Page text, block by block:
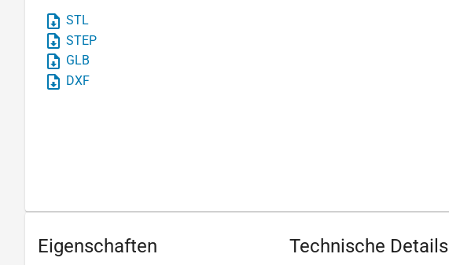
STL
STEP
GLB
DXF
Eigenschaften Technische Details